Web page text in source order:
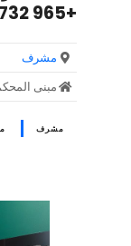
+965 9732 8585
مشرف
مبنى
مشرف